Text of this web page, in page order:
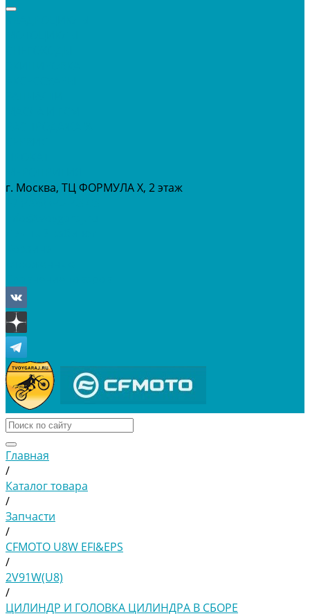
г. Москва, ТЦ ФОРМУЛА Х, 2 этаж
Главная
/
Каталог товара
/
Запчасти
/
CFMOTO U8W EFI&EPS
/
2V91W(U8)
/
ЦИЛИНДР И ГОЛОВКА ЦИЛИНДРА В СБОРЕ